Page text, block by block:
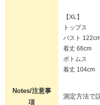
【XL】
トップス
バスト
着丈 66cm
ボトムス
着丈 104cm
Notes/注意事
項
測定方法で